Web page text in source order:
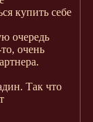
купить себе
очередь
очень
Так что